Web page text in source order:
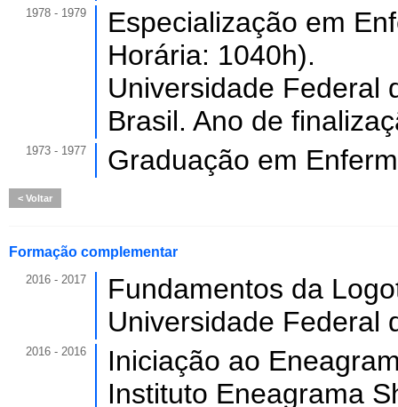
1978 - 1979
Especialização em
Horária: 1040h).
Universidade Federal
Brasil. Ano de
1973 - 1977 Graduação em
Voltar
Formação complementar
2016 - 2017
Fundamentos da
Universidade Federal
2016 - 2016
Iniciação ao
Instituto Eneagrama